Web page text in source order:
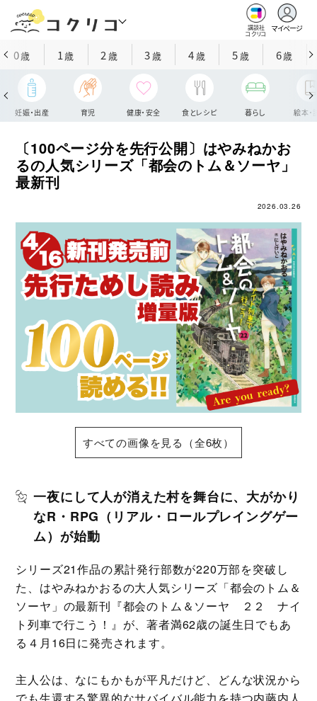
講談社
コクリコ
マイページ
0歳 1歳 2 歳 3歳 4歳 5歳 6歳
妊娠・出産 育児 健康・安全 食とレシピ 暮らし 絵本・
〔100ページ分を先行公開〕はやみねかお
るの人気シリーズ「都会のトム＆ソーヤ」
最新刊
2026.03.26
すべての画像を見る（全6枚）
一夜にして人が消えた村を舞台に、大がかり
なR・RPG（リアル・ロールプレイングゲー
ム）が始動
シリーズ21作品の累計発行部数が220万部を突破し
た、はやみねかおるの大人気シリーズ「都会のトム＆
ソーヤ」の最新刊『都会のトム＆ソーヤ ２２ ナイ
ト列車で行こう！』が、著者満62歳の誕生日でもあ
る４月16日に発売されます。
主人公は、なにもかもが平凡だけど、どんな状況から
でも生還する驚異的なサバイバル能力を持つ内藤内人